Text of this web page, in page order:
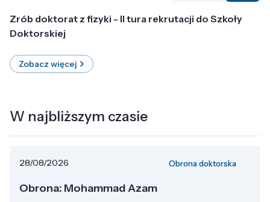
Zrób doktorat z fizyki - II tura rekrutacji do Szkoły
Doktorskiej
Zobacz więcej
W najbliższym czasie
28/08/2026 Obrona doktorska
Obrona: Mohammad Azam